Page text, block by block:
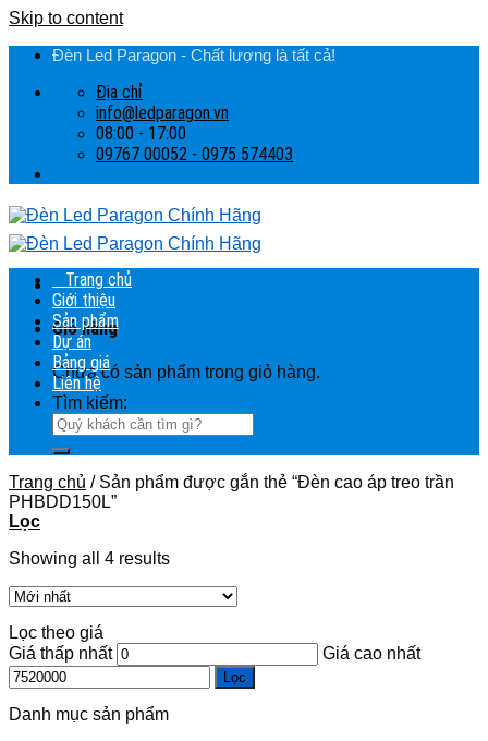
Skip to content
Đèn Led Paragon - Chất lượng là tất cả!
Địa chỉ
info@ledparagon.vn
08:00 - 17:00
09767 00052 - 0975 574403
Giỏ hàng
Chưa có sản phẩm trong giỏ hàng.
Trang chủ
Giới thiệu
Sản phẩm
Dự án
Bảng giá
Liên hệ
Tìm kiếm:
Trang chủ /Sản phẩm được gắn thẻ “Đèn cao áp treo trần
PHBDD150L”
Lọc
Showing all 4 results
Lọc theo giá
Giá thấp nhất
Giá cao nhất
Lọc
Danh mục sản phẩm